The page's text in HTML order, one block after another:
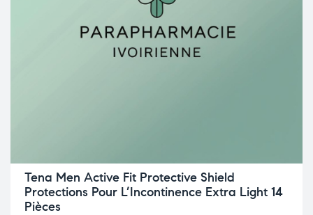
Tena Men Active Fit Protective Shield
Protections Pour L’Incontinence Extra Light 14
Pièces